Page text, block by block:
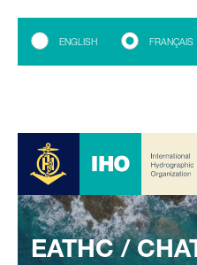
ENGLISH FRANÇAIS
EATHC /